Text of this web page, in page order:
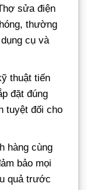
sửa điện
thường
cụ và
thuật tiến
đặt đúng
tuyệt đối cho
hàng cùng
bảo mọi
quả trước